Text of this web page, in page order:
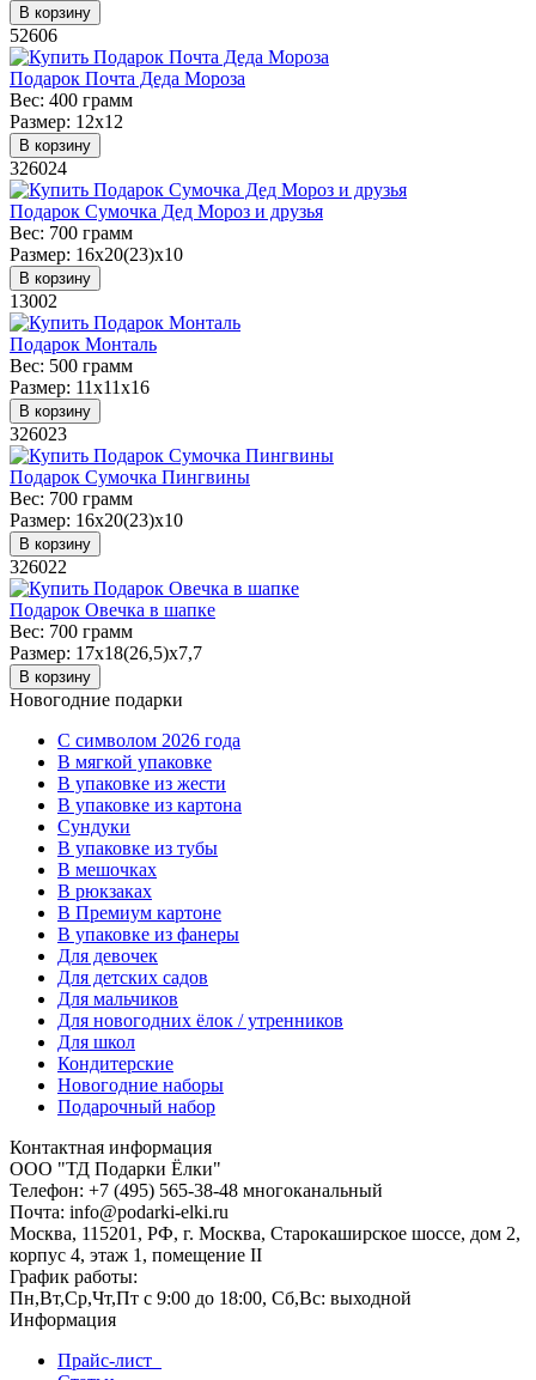
В корзину
52606
Подарок Почта Деда Мороза
Вес: 400 грамм
Размер: 12х12
В корзину
326024
Подарок Сумочка Дед Мороз и друзья
Вес: 700 грамм
Размер: 16х20(23)х10
В корзину
13002
Подарок Монталь
Вес: 500 грамм
Размер: 11х11х16
В корзину
326023
Подарок Сумочка Пингвины
Вес: 700 грамм
Размер: 16х20(23)х10
В корзину
326022
Подарок Овечка в шапке
Вес: 700 грамм
Размер: 17х18(26,5)х7,7
В корзину
Новогодние подарки
C символом 2026 года
В мягкой упаковке
В упаковке из жести
В упаковке из картона
Сундуки
В упаковке из тубы
В мешочках
В рюкзаках
В Премиум картоне
В упаковке из фанеры
Для девочек
Для детских садов
Для мальчиков
Для новогодних ёлок / утренников
Для школ
Кондитерские
Новогодние наборы
Подарочный набор
Контактная информация
ООО "ТД Подарки Ёлки"
Телефон: +7 (495) 565-38-48 многоканальный
Почта: info@podarki-elki.ru
Москва, 115201, РФ, г. Москва, Старокаширское шоссе, дом 2,
корпус 4, этаж 1, помещение II
График работы:
Пн,Вт,Ср,Чт,Пт с 9:00 до 18:00, Сб,Вс: выходной
Информация
Прайс-лист